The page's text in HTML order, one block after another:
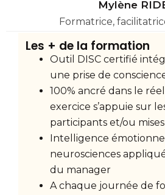
Mylène
Formatrice,
Les + de la formation
Outil DISC certifié
une prise de
100% ancré dans le
exercice s’appuie sur
participants et/ou
Intelligence
neurosciences
du manager
A chaque journée de